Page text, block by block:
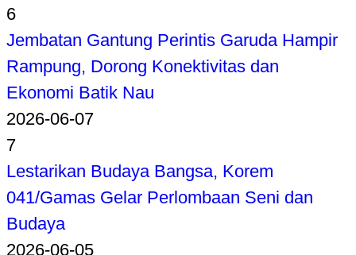
6
Jembatan Gantung Perintis Garuda Hampir
Rampung, Dorong Konektivitas dan
Ekonomi Batik Nau
2026-06-07
7
Lestarikan Budaya Bangsa, Korem
041/Gamas Gelar Perlombaan Seni dan
Budaya
2026-06-05